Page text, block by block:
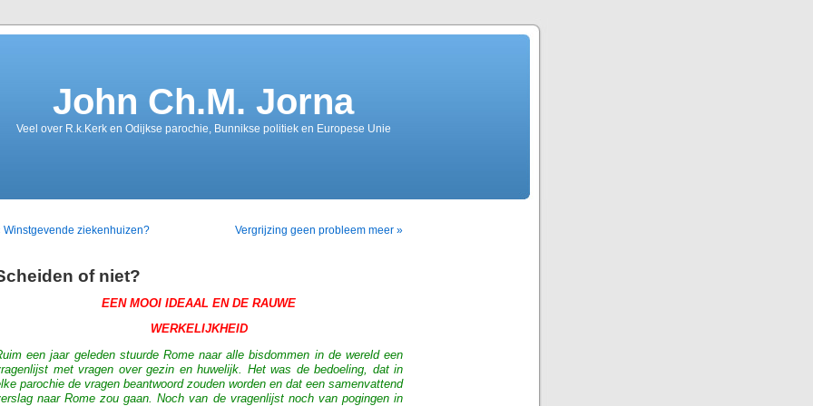
John Ch.M. Jorna
Veel over R.k.Kerk en Odijkse parochie, Bunnikse politiek en Europese Unie
Winstgevende ziekenhuizen? Vergrijzing geen probleem meer »
of niet?
EEN MOOI IDEAAL EN DE RAUWE
WERKELIJKHEID
een jaar geleden stuurde Rome naar alle bisdommen in de wereld een
met vragen over gezin en huwelijk. Het was de bedoeling, dat in
parochie de vragen beantwoord zouden worden en dat een samenvattend
naar Rome zou gaan. Noch van de vragenlijst noch van pogingen in